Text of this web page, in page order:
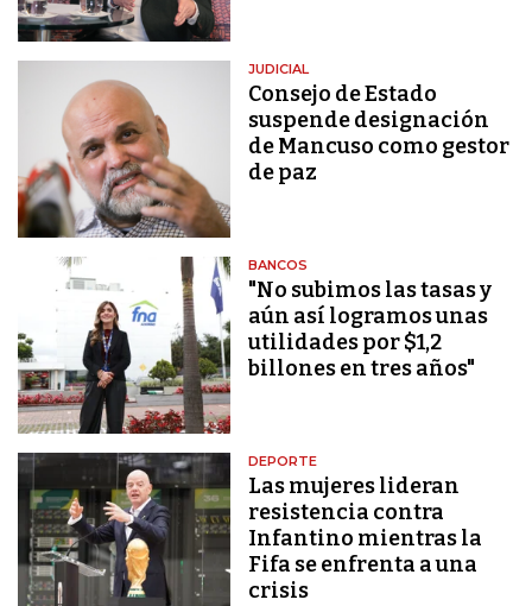
JUDICIAL
Consejo de Estado
suspende designación
de Mancuso como gestor
de paz
BANCOS
"No subimos las tasas y
aún así logramos unas
utilidades por $1,2
billones en tres años"
DEPORTE
Las mujeres lideran
resistencia contra
Infantino mientras la
Fifa se enfrenta a una
crisis